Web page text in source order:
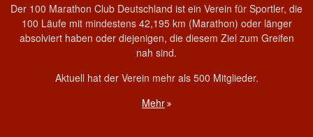
Der 100 Marathon Club Deutschland ist ein Verein für Sportler, die
100 Läufe mit mindestens 42,195 km (Marathon) oder länger
absolviert haben oder diejenigen, die diesem Ziel zum Greifen
nah sind.
Aktuell hat der Verein mehr als 500 Mitglieder.
Mehr